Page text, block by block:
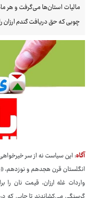
چوبی که حق دریافت گندم ارزان
آگاه
انگلستان قرن هجدهم و نوزدهم،
واردات غله ارزان، قیمت نان را